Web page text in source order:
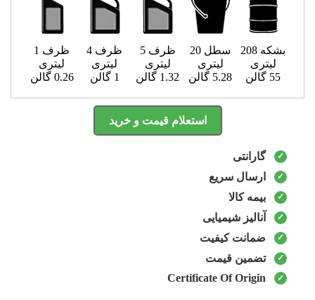
بشکه 208
لیتری
55 گالن
سطل 20
لیتری
5.28 گالن
ظرف 5
لیتری
1.32 گالن
ظرف 4
لیتری
1 گالن
ظرف 1
لیتری
0.26 گالن
استعلام قیمت و خرید
گارانتی
ارسال سریع
بیمه کالا
آنالیز شیمیایی
ضمانت کیفیت
تضمین قیمت
Certificate Of Origin